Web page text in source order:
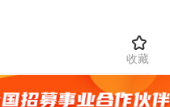
收藏